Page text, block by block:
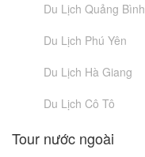
Du Lịch Quảng Bình
Du Lịch Phú Yên
Du Lịch Hà Giang
Du Lịch Cô Tô
Tour nước ngoài